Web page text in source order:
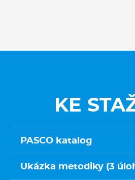
KE
PASCO katalog
Ukázka metodiky (3